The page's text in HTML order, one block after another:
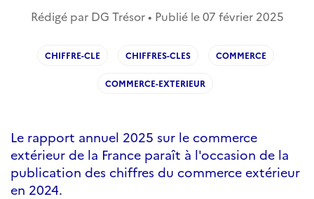
Rédigé par DG Trésor • Publié le07 février 2025
CHIFFRE-CLE CHIFFRES-CLES COMMERCE
COMMERCE-EXTERIEUR
Le rapport annuel 2025 sur le commerce
extérieur de la France paraît à l'occasion de la
publication des chiffres du commerce extérieur
en 2024.